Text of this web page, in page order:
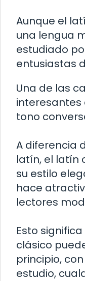
Aunque el
una lengua
estudiado
entusiastas
Una de las
interesantes
tono
A diferencia
latín, el latín
su estilo
hace
lectores
Esto
clásico
principio,
estudio,